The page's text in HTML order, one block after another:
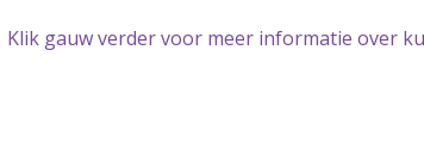
Klik gauw verder voor meer informatie over